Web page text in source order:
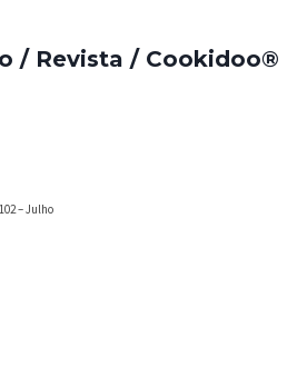
/ Revista / Cookidoo®
– Julho